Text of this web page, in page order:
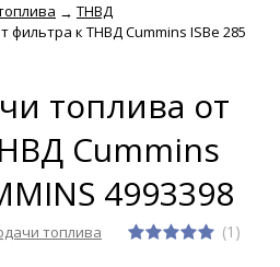
→ ТНВД
фильтра к ТНВД Cummins ISBe 285
топлива от
Cummins
4993398
топлива (1)